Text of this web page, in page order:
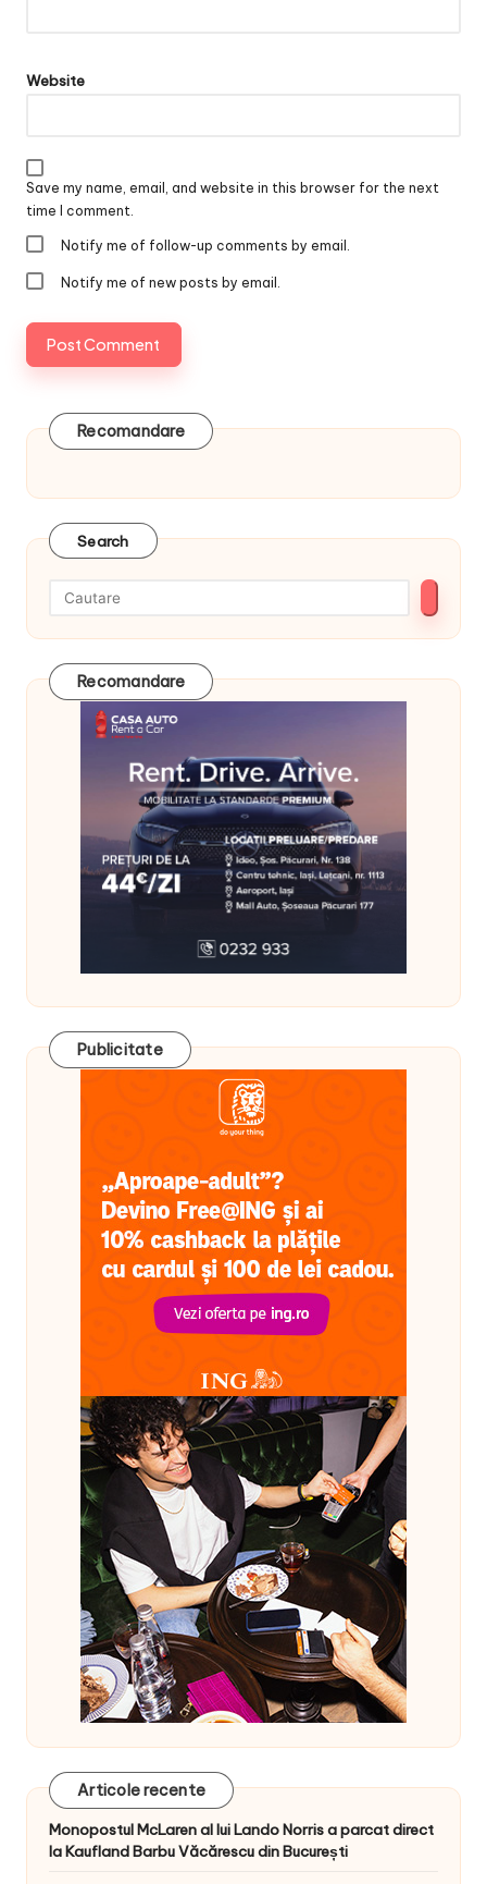
Website
Save my name, email, and website in this browser for the next
time I comment.
Notify me of follow-up comments by email.
Notify me of new posts by email.
Recomandare
Search
Recomandare
Publicitate
Articole recente
Monopostul McLaren al lui Lando Norris a parcat direct
la Kaufland Barbu Văcărescu din București